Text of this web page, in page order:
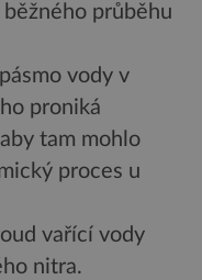
průběhu
vody v
proniká
tam mohlo
proces u
vařící vody
nitra.